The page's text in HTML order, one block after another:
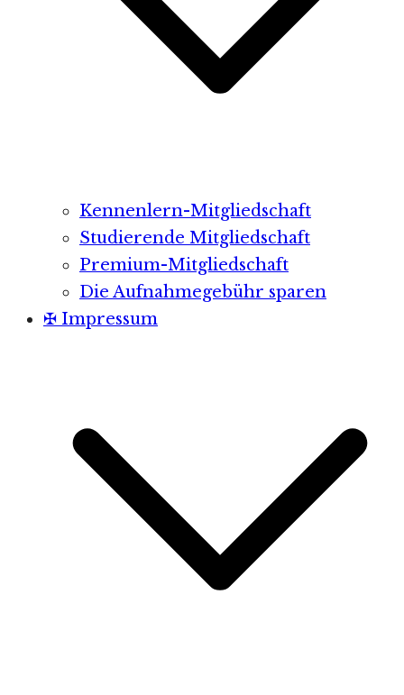
Kennenlern-Mitgliedschaft
Studierende Mitgliedschaft
Premium-Mitgliedschaft
Die Aufnahmegebühr sparen
✠ Impressum